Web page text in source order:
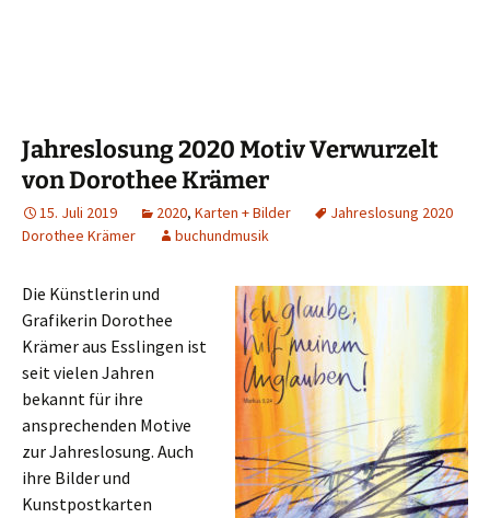
Jahreslosung 2020 Motiv Verwurzelt
von Dorothee Krämer
15. Juli 2019 2020, Karten + Bilder
Jahreslosung 2020
Dorothee Krämer
buchundmusik
Die Künstlerin und
Grafikerin Dorothee
Krämer aus Esslingen ist
seit vielen Jahren
bekannt für ihre
ansprechenden Motive
zur Jahreslosung. Auch
ihre Bilder und
Kunstpostkarten